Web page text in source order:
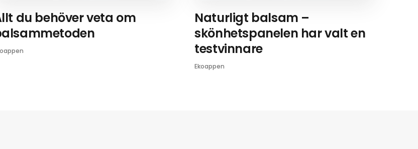
du behöver veta om
Naturligt balsam –
skönhetspanelen har valt en
testvinnare
Ekoappen